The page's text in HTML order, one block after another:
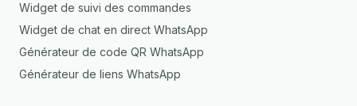
Widget de suivi des commandes
Widget de chat en direct WhatsApp
Générateur de code QR WhatsApp
Générateur de liens WhatsApp